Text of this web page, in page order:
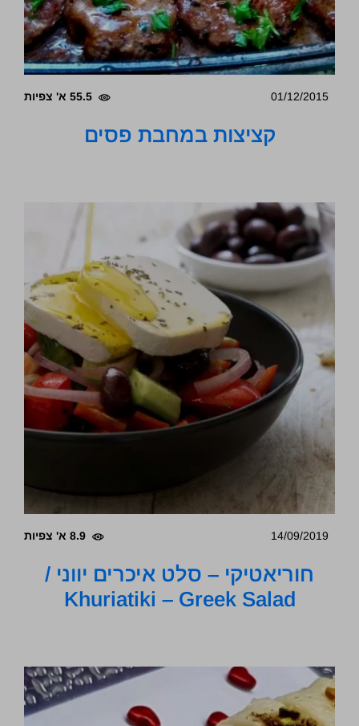
01/12/2015 55.5 א' צפיות
קציצות במחבת פסים
14/09/2019 8.9 א' צפיות
חוריאטיקי – סלט איכרים יווני /
Khuriatiki – Greek Salad